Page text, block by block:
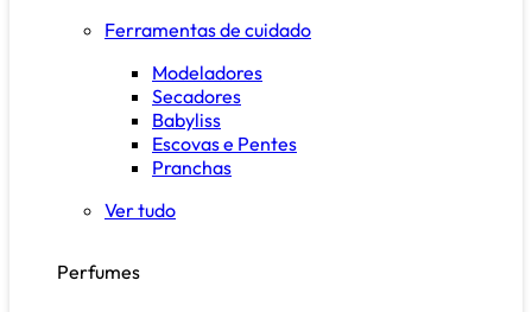
Ferramentas de cuidado
Modeladores
Secadores
Babyliss
Escovas e Pentes
Pranchas
Ver tudo
Perfumes